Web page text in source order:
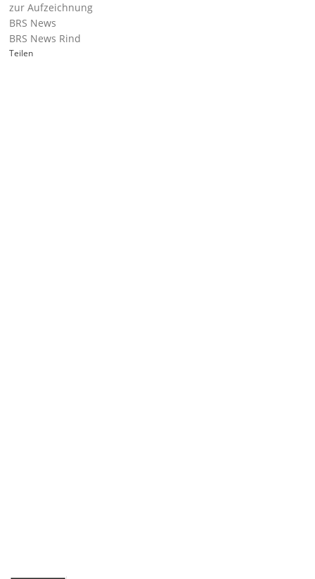
zur Aufzeichnung
BRS News
BRS News Rind
Teilen